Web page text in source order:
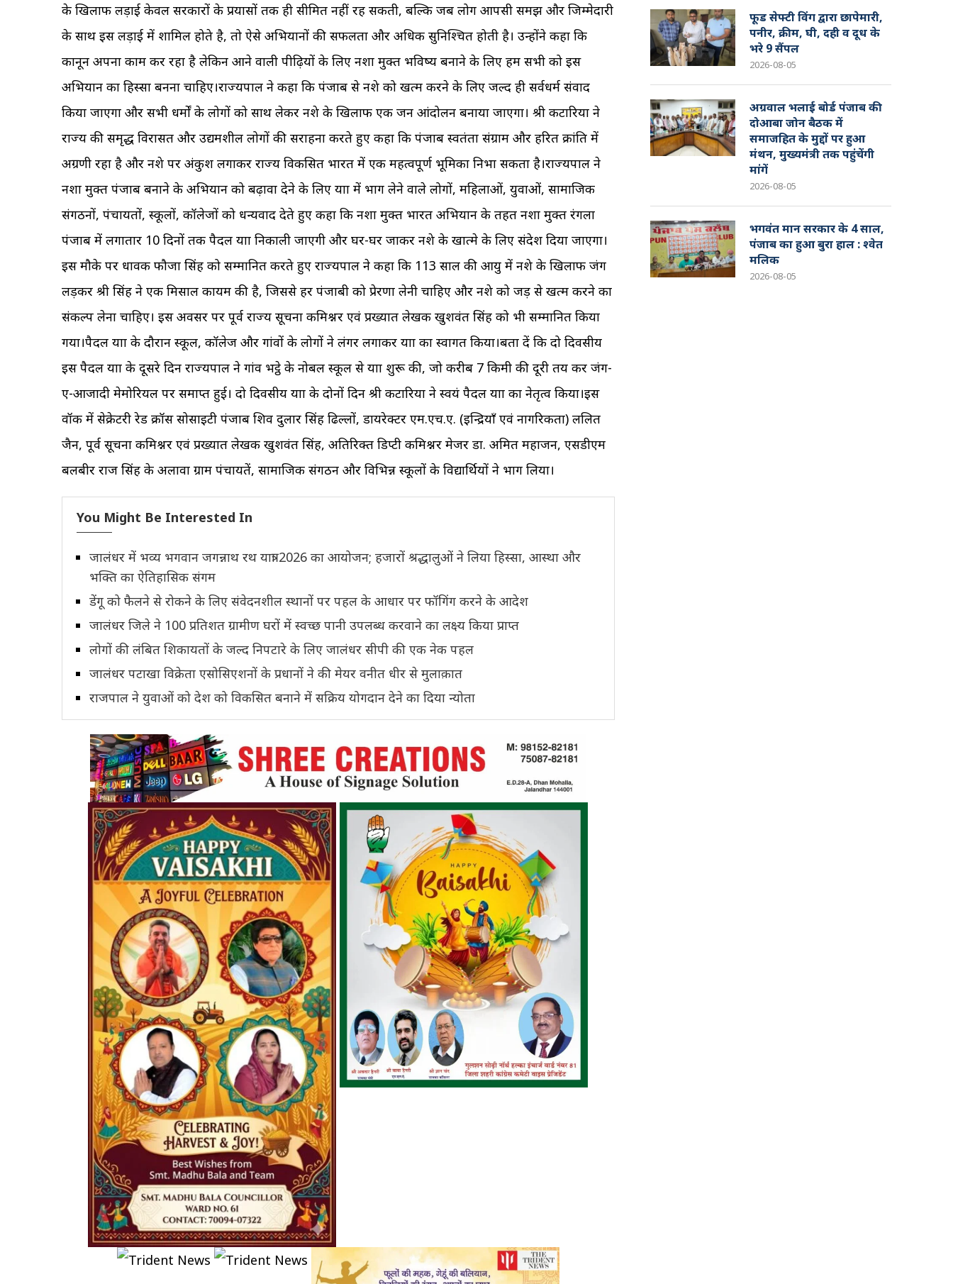
के खिलाफ लड़ाई केवल सरकारों के प्रयासों तक ही सीमित नहीं रह सकती, बल्कि जब लोग आपसी समझ और जिम्मेदारी
के साथ इस लड़ाई में शामिल होते है, तो ऐसे अभियानों की सफलता और अधिक सुनिश्चित होती है। उन्होंने कहा कि
कानून अपना काम कर रहा है लेकिन आने वाली पीढ़ियों के लिए नशा मुक्त भविष्य बनाने के लिए हम सभी को इस
अभियान का हिस्सा बनना चाहिए।राज्यपाल ने कहा कि पंजाब से नशे को खत्म करने के लिए जल्द ही सर्वधर्म संवाद
किया जाएगा और सभी धर्मों के लोगों को साथ लेकर नशे के खिलाफ एक जन आंदोलन बनाया जाएगा। श्री कटारिया ने
राज्य की समृद्ध विरासत और उद्यमशील लोगों की सराहना करते हुए कहा कि पंजाब स्वतंत्रता संग्राम और हरित क्रांति में
अग्रणी रहा है और नशे पर अंकुश लगाकर राज्य विकसित भारत में एक महत्वपूर्ण भूमिका निभा सकता है।राज्यपाल ने
नशा मुक्त पंजाब बनाने के अभियान को बढ़ावा देने के लिए यात्रा में भाग लेने वाले लोगों, महिलाओं, युवाओं, सामाजिक
संगठनों, पंचायतों, स्कूलों, कॉलेजों को धन्यवाद देते हुए कहा कि नशा मुक्त भारत अभियान के तहत नशा मुक्त रंगला
पंजाब में लगातार 10 दिनों तक पैदल यात्रा निकाली जाएगी और घर-घर जाकर नशे के खात्मे के लिए संदेश दिया जाएगा।
इस मौके पर धावक फौजा सिंह को सम्मानित करते हुए राज्यपाल ने कहा कि 113 साल की आयु में नशे के खिलाफ जंग
लड़कर श्री सिंह ने एक मिसाल कायम की है, जिससे हर पंजाबी को प्रेरणा लेनी चाहिए और नशे को जड़ से खत्म करने का
संकल्प लेना चाहिए। इस अवसर पर पूर्व राज्य सूचना कमिश्नर एवं प्रख्यात लेखक खुशवंत सिंह को भी सम्मानित किया
गया।पैदल यात्रा के दौरान स्कूल, कॉलेज और गांवों के लोगों ने लंगर लगाकर यात्रा का स्वागत किया।बता दें कि दो दिवसीय
इस पैदल यात्रा के दूसरे दिन राज्यपाल ने गांव भट्ठे के नोबल स्कूल से यात्रा शुरू की, जो करीब 7 किमी की दूरी तय कर जंग-
ए-आजादी मेमोरियल पर समाप्त हुई। दो दिवसीय यात्रा के दोनों दिन श्री कटारिया ने स्वयं पैदल यात्रा का नेतृत्व किया।इस
वॉक में सेक्रेटरी रेड क्रॉस सोसाइटी पंजाब शिव दुलार सिंह ढिल्लों, डायरेक्टर एम.एच.ए. (इन्द्रियाँ एवं नागरिकता) ललित
जैन, पूर्व सूचना कमिश्नर एवं प्रख्यात लेखक खुशवंत सिंह, अतिरिक्त डिप्टी कमिश्नर मेजर डा. अमित महाजन, एसडीएम
बलबीर राज सिंह के अलावा ग्राम पंचायतें, सामाजिक संगठन और विभिन्न स्कूलों के विद्यार्थियों ने भाग लिया।
You Might Be Interested In
जालंधर में भव्य भगवान जगन्नाथ रथ यात्रा 2026 का आयोजन; हजारों श्रद्धालुओं ने लिया हिस्सा, आस्था और
भक्ति का ऐतिहासिक संगम
डेंगू को फैलने से रोकने के लिए संवेदनशील स्थानों पर पहल के आधार पर फॉगिंग करने के आदेश
जालंधर जिले ने 100 प्रतिशत ग्रामीण घरों में स्वच्छ पानी उपलब्ध करवाने का लक्ष्य किया प्राप्त
लोगों की लंबित शिकायतों के जल्द निपटारे के लिए जालंधर सीपी की एक नेक पहल
जालंधर पटाखा विक्रेता एसोसिएशनों के प्रधानों ने की मेयर वनीत धीर से मुलाक़ात
राजपाल ने युवाओं को देश को विकसित बनाने में सक्रिय योगदान देने का दिया न्योता
फूड सेफ्टी विंग द्वारा छापेमारी,
पनीर, क्रीम, घी, दही व दूध के
भरे 9 सैंपल
2026-08-05
अग्रवाल भलाई बोर्ड पंजाब की
दोआबा जोन बैठक में
समाजहित के मुद्दों पर हुआ
मंथन, मुख्यमंत्री तक पहुंचेंगी
मांगें
2026-08-05
भगवंत मान सरकार के 4 साल,
पंजाब का हुआ बुरा हाल : श्वेत
मलिक
2026-08-05